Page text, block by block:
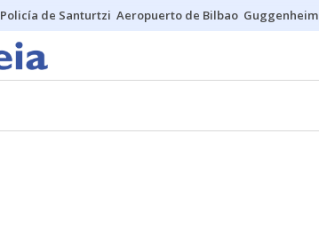
Policía de Santurtzi Aeropuerto de Bilbao Guggenheim